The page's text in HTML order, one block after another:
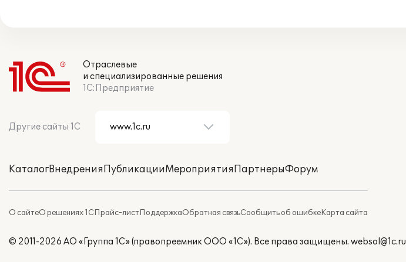
Отраслевые
и специализированные решения
1С:Предприятие
Другие сайты 1С
КаталогВнедренияПубликацииМероприятияПартнерыФорум
О сайтеО решениях 1СПрайс-листПоддержкаОбратная связьСообщить об ошибкеКарта сайта
© 2011-2026 АО «Группа 1С» (правопреемник ООО «1С»). Все права защищены. websol@1c.ru